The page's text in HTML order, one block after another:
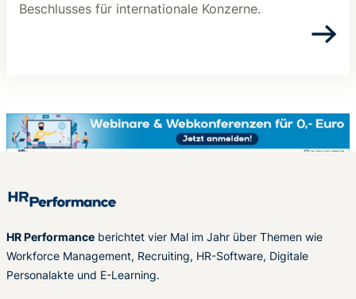
Beschlusses für internationale Konzerne.
HR Performance berichtet vier Mal im Jahr über Themen wie
Workforce Management, Recruiting, HR-Software, Digitale
Personalakte und E-Learning.